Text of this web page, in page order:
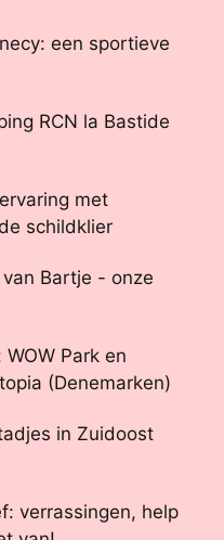
een sportieve
RCN la Bastide
met
schildklier
Bartje - onze
Park en
(Denemarken)
in Zuidoost
verrassingen, help